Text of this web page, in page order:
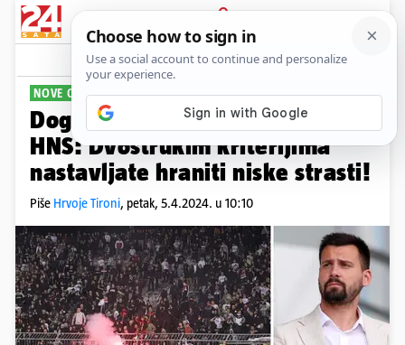
PRIJAVA
Sport Komentari
NOVE OPTUŽBE
Dogradonačelnik Splita napao
HNS: Dvostrukim kriterijima
nastavljate hraniti niske strasti!
Piše Hrvoje Tironi, petak, 5.4.2024. u 10:10